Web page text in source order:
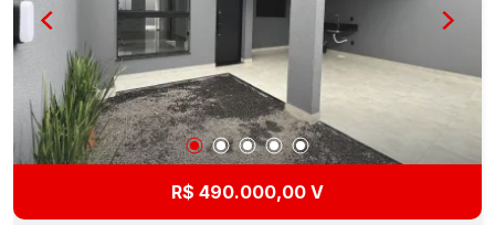
R$ 490.000,00 V